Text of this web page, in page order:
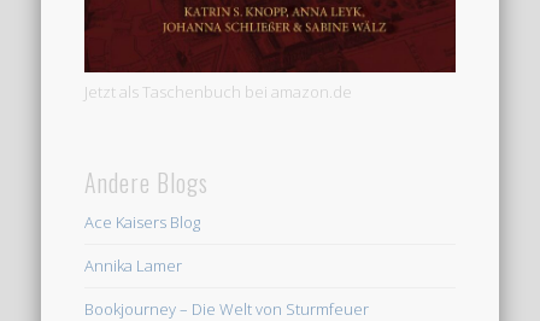
Jetzt als Taschenbuch bei amazon.de
Andere Blogs
Ace Kaisers Blog
Annika Lamer
Bookjourney – Die Welt von Sturmfeuer